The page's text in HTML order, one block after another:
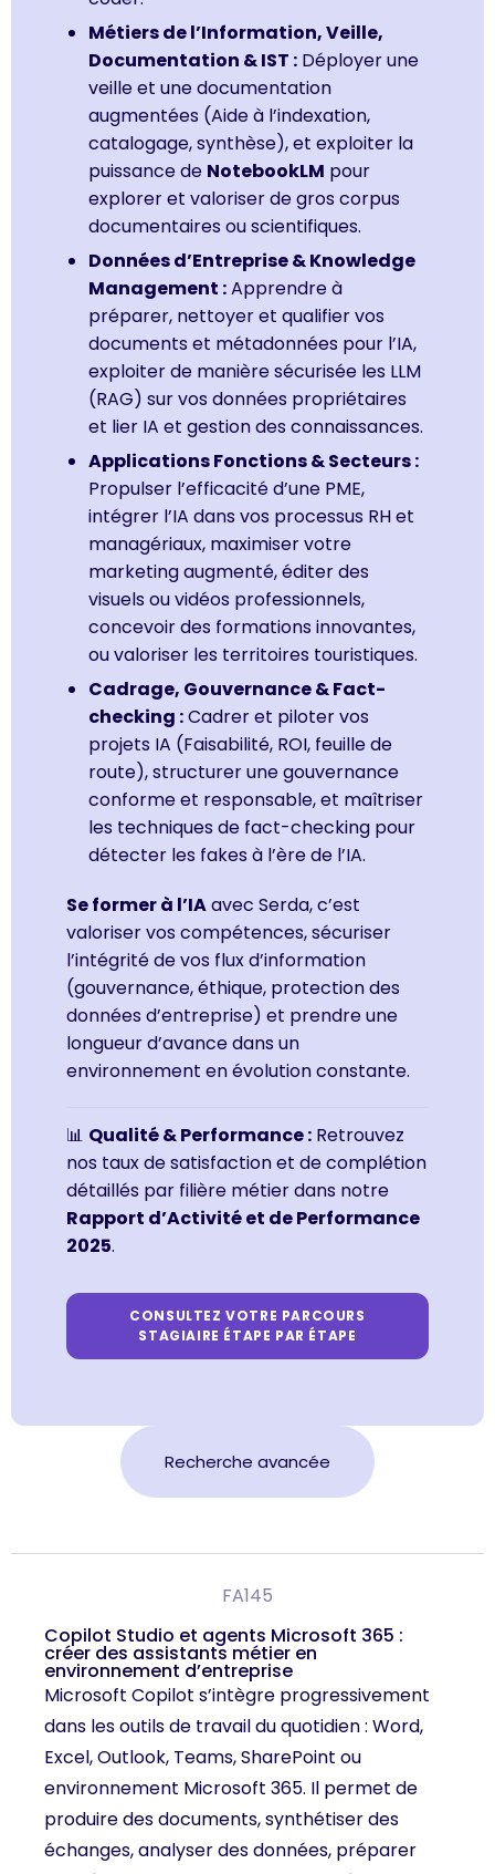
Métiers de l’Information, Veille,
Documentation & IST : Déployer une
veille et une documentation
augmentées (Aide à l’indexation,
catalogage, synthèse), et exploiter la
puissance de NotebookLM pour
explorer et valoriser de gros corpus
documentaires ou scientifiques.
Données d’Entreprise & Knowledge
Management :Apprendre à
préparer, nettoyer et qualifier vos
documents et métadonnées pour l’IA,
exploiter de manière sécurisée les LLM
(RAG) sur vos données propriétaires
et lier IA et gestion des connaissances.
Applications Fonctions & Secteurs :
Propulser l’efficacité d’une PME,
intégrer l’IA dans vos processus RH et
managériaux, maximiser votre
marketing augmenté, éditer des
visuels ou vidéos professionnels,
concevoir des formations innovantes,
ou valoriser les territoires touristiques.
Cadrage, Gouvernance & Fact-
checking :Cadrer et piloter vos
projets IA (Faisabilité, ROI, feuille de
route), structurer une gouvernance
conforme et responsable, et maîtriser
les techniques de fact-checking pour
détecter les fakes à l’ère de l’IA.
Se former à l’IAavec Serda, c’est
valoriser vos compétences, sécuriser
l’intégrité de vos flux d’information
(gouvernance, éthique, protection des
données d’entreprise) et prendre une
longueur d’avance dans un
environnement en évolution constante.
📊 Qualité & Performance : Retrouvez
nos taux de satisfaction et de complétion
détaillés par filière métier dans notre
Rapport d’Activité et de Performance
2025.
CONSULTEZ VOTRE PARCOURS
STAGIAIRE ÉTAPE PAR ÉTAPE
Recherche avancée
FA145
Copilot Studio et agents Microsoft 365 :
créer des assistants métier en
environnement d’entreprise
Microsoft Copilot s’intègre progressivement
dans les outils de travail du quotidien : Word,
Excel, Outlook, Teams, SharePoint ou
environnement Microsoft 365. Il permet de
produire des documents, synthétiser des
échanges, analyser des données, préparer